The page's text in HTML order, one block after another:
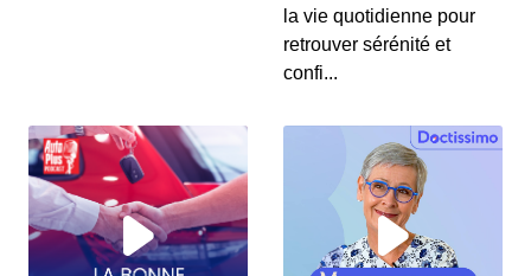
S12E145: L'actu auto du 24 juillet 2020
00:03:37 - IL Y A 6 ANS
Les prix de la Mercedes Classe E restylée, la
S12E144: L'actu auto du 23 juillet 2020
00:03:39 - IL Y A 6 ANS
L’Aston Martin Vanquish 25 par Ian Callum entre
en production. Quel est ce modèle ? On v...
la vie quotidienne pour
retrouver sérénité et
confi...